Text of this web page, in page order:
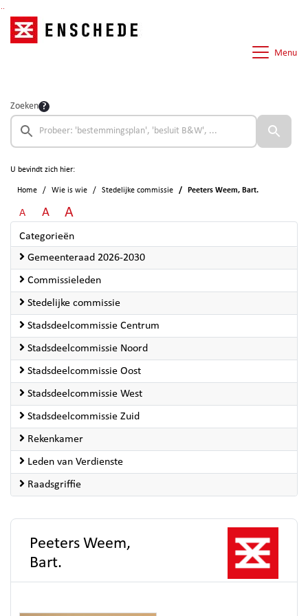
Menu
Zoeken
U bevindt zich hier:
Home Wie is wie Stedelijke commissie Peeters Weem, Bart.
A A A
Categorieën
Gemeenteraad 2026-2030
Commissieleden
Stedelijke commissie
Stadsdeelcommissie Centrum
Stadsdeelcommissie Noord
Stadsdeelcommissie Oost
Stadsdeelcommissie West
Stadsdeelcommissie Zuid
Rekenkamer
Leden van Verdienste
Raadsgriffie
Peeters Weem,
Bart.